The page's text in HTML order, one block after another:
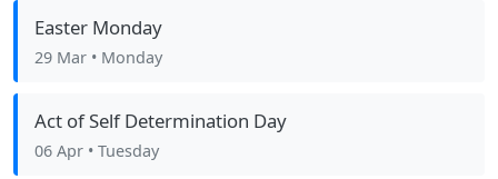
Easter Monday
29 Mar • Monday
Act of Self Determination Day
06 Apr • Tuesday